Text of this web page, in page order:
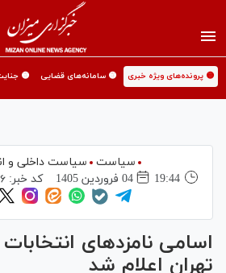
🟡 پرونده‌های ویژه خبری 🟡 سامانه‌های قضایی 🟡
سیاست
سیاست داخلی و
19:44
04 فروردين 1405 کد خبر:
اسامی نامزدهای
تهران اعلام شد